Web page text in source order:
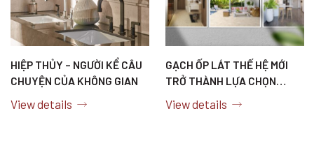
HIỆP THỦY – NGƯỜI KỂ CÂU
CHUYỆN CỦA KHÔNG GIAN
View details
GẠCH ỐP LÁT THẾ HỆ MỚI
TRỞ THÀNH LỰA CHỌN
TRÌNH
View details